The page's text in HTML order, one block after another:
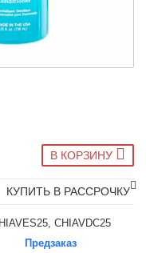
В КОРЗИНУ
КУПИТЬ В РАССРОЧКУ
CHIAVDC25
Предзаказ